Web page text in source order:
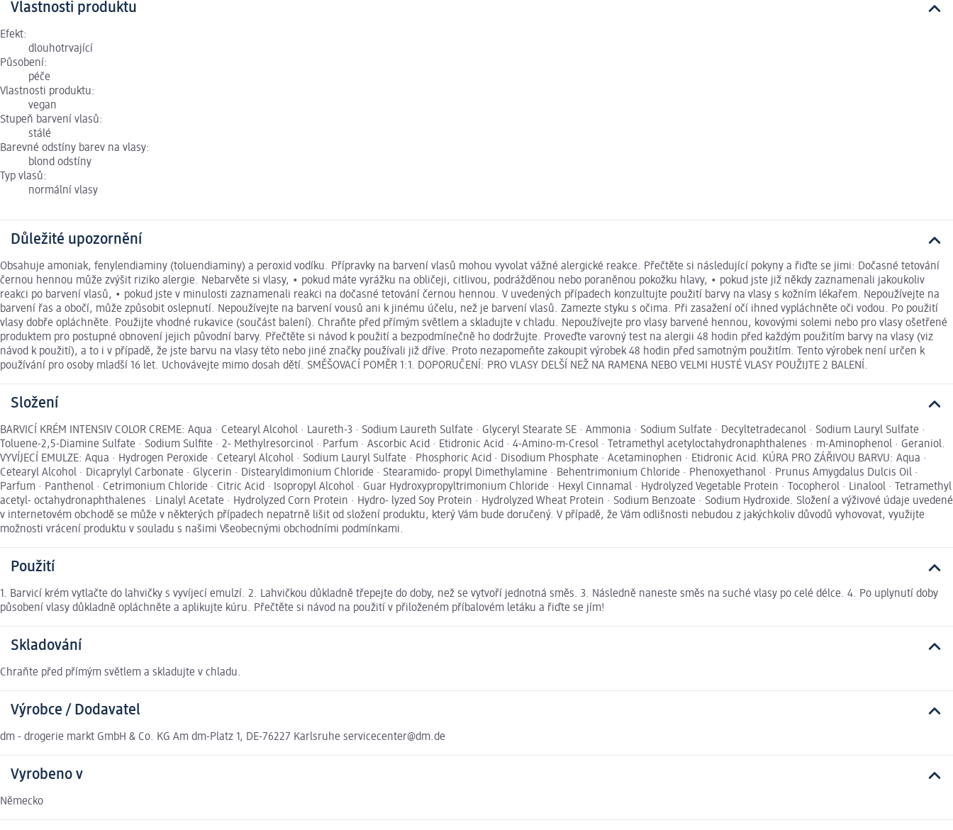
Vlastnosti produktu
Efekt:
dlouhotrvající
Působení:
péče
Vlastnosti produktu:
vegan
Stupeň barvení vlasů:
stálé
Barevné odstíny barev na vlasy:
blond odstíny
Typ vlasů:
normální vlasy
Důležité upozornění
Obsahuje amoniak, fenylendiaminy (toluendiaminy) a peroxid vodíku. Přípravky na barvení vlasů mohou vyvolat vážné alergické reakce. Přečtěte si následující pokyny a řiďte se jimi: Dočasné tetování
černou hennou může zvýšit riziko alergie. Nebarvěte si vlasy, • pokud máte vyrážku na obličeji, citlivou, podrážděnou nebo poraněnou pokožku hlavy, • pokud jste již někdy zaznamenali jakoukoliv
reakci po barvení vlasů, • pokud jste v minulosti zaznamenali reakci na dočasné tetování černou hennou. V uvedených případech konzultujte použití barvy na vlasy s kožním lékařem. Nepoužívejte na
barvení řas a obočí, může způsobit oslepnutí. Nepoužívejte na barvení vousů ani k jinému účelu, než je barvení vlasů. Zamezte styku s očima. Při zasažení očí ihned vypláchněte oči vodou. Po použití
vlasy dobře opláchněte. Použijte vhodné rukavice (součást balení). Chraňte před přímým světlem a skladujte v chladu. Nepoužívejte pro vlasy barvené hennou, kovovými solemi nebo pro vlasy ošetřené
produktem pro postupné obnovení jejich původní barvy. Přečtěte si návod k použití a bezpodmínečně ho dodržujte. Proveďte varovný test na alergii 48 hodin před každým použitím barvy na vlasy (viz
návod k použití), a to i v případě, že jste barvu na vlasy této nebo jiné značky používali již dříve. Proto nezapomeňte zakoupit výrobek 48 hodin před samotným použitím. Tento výrobek není určen k
používání pro osoby mladší 16 let. Uchovávejte mimo dosah dětí. SMĚŠOVACÍ POMĚR 1:1. DOPORUČENÍ: PRO VLASY DELŠÍ NEŽ NA RAMENA NEBO VELMI HUSTÉ VLASY POUŽIJTE 2 BALENÍ.
Složení
BARVICÍ KRÉM INTENSIV COLOR CREME: Aqua · Cetearyl Alcohol · Laureth-3 · Sodium Laureth Sulfate · Glyceryl Stearate SE · Ammonia · Sodium Sulfate · Decyltetradecanol · Sodium Lauryl Sulfate ·
Toluene-2,5-Diamine Sulfate · Sodium Sulﬁte · 2- Methylresorcinol · Parfum · Ascorbic Acid · Etidronic Acid · 4-Amino-m-Cresol · Tetramethyl acetyloctahydronaphthalenes · m-Aminophenol · Geraniol.
VYVÍJECÍ EMULZE: Aqua · Hydrogen Peroxide · Cetearyl Alcohol · Sodium Lauryl Sulfate · Phosphoric Acid · Disodium Phosphate · Acetaminophen · Etidronic Acid. KÚRA PRO ZÁŘIVOU BARVU: Aqua ·
Cetearyl Alcohol · Dicaprylyl Carbonate · Glycerin · Distearyldimonium Chloride · Stearamido- propyl Dimethylamine · Behentrimonium Chloride · Phenoxyethanol · Prunus Amygdalus Dulcis Oil ·
Parfum · Panthenol · Cetrimonium Chloride · Citric Acid · Isopropyl Alcohol · Guar Hydroxypropyltrimonium Chloride · Hexyl Cinnamal · Hydrolyzed Vegetable Protein · Tocopherol · Linalool · Tetramethyl
acetyl- octahydronaphthalenes · Linalyl Acetate · Hydrolyzed Corn Protein · Hydro- lyzed Soy Protein · Hydrolyzed Wheat Protein · Sodium Benzoate · Sodium Hydroxide. Složení a výživové údaje uvedené
v internetovém obchodě se může v některých případech nepatrně lišit od složení produktu, který Vám bude doručený. V případě, že Vám odlišnosti nebudou z jakýchkoliv důvodů vyhovovat, využijte
možnosti vrácení produktu v souladu s našimi Všeobecnými obchodními podmínkami.
Použití
1. Barvicí krém vytlačte do lahvičky s vyvíjecí emulzí. 2. Lahvičkou důkladně třepejte do doby, než se vytvoří jednotná směs. 3. Následně naneste směs na suché vlasy po celé délce. 4. Po uplynutí doby
působení vlasy důkladně opláchněte a aplikujte kúru. Přečtěte si návod na použití v přiloženém příbalovém letáku a řiďte se jím!
Skladování
Chraňte před přímým světlem a skladujte v chladu.
Výrobce / Dodavatel
dm - drogerie markt GmbH & Co. KG Am dm-Platz 1, DE-76227 Karlsruhe servicecenter@dm.de
Vyrobeno v
Německo